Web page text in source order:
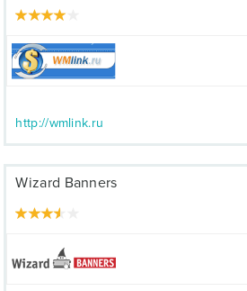
http://wmlink.ru
Wizard Banners